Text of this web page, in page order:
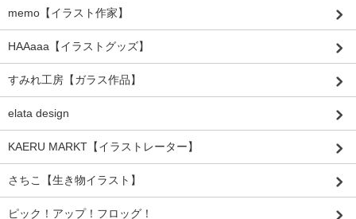
memo【イラスト作家】
HAAaaa【イラストグッズ】
すみれ工房【ガラス作品】
elata design
KAERU MARKT【イラストレーター】
さちこ【生き物イラスト】
ピック！アップ！フロッグ！